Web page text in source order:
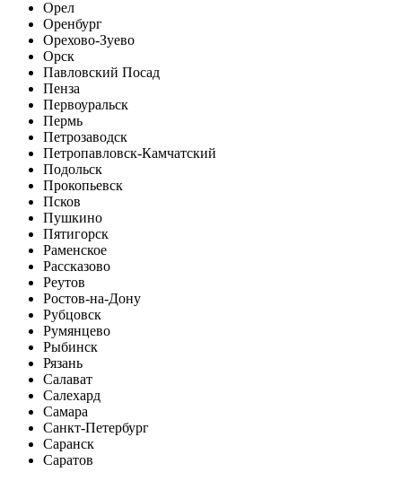
Орел
Оренбург
Орехово-Зуево
Орск
Павловский Посад
Пенза
Первоуральск
Пермь
Петрозаводск
Петропавловск-Камчатский
Подольск
Прокопьевск
Псков
Пушкино
Пятигорск
Раменское
Рассказово
Реутов
Ростов-на-Дону
Рубцовск
Румянцево
Рыбинск
Рязань
Салават
Салехард
Самара
Санкт-Петербург
Саранск
Саратов